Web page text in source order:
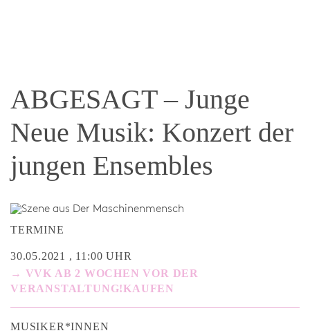
ABGESAGT – Junge
Neue Musik: Konzert der
jungen Ensembles
TERMINE
30.05.2021 , 11:00 UHR
→ VVK AB 2 WOCHEN VOR DER
VERANSTALTUNG!KAUFEN
MUSIKER*INNEN